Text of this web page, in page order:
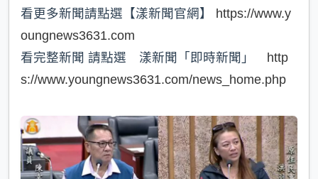
看更多新聞請點選【漾新聞官網】 https://www.y
oungnews3631.com
看完整新聞 請點選 漾新聞「即時新聞」 http
s://www.youngnews3631.com/news_home.php